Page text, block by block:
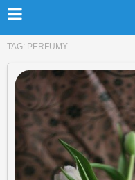
TAG: PERFUMY